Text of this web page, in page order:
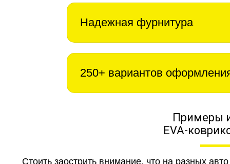
Надежная фурнитура
250+ вариантов
Примеры
EVA-
Стоить заострить внимание, что на разных